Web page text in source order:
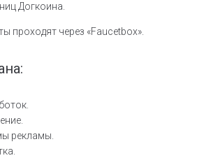
Догкоина.
проходят через «Faucetbox».
рекламы.